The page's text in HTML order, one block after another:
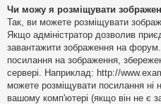
Чи можу я розміщувати
Так, ви можете розміщувати
Якщо адміністратор дозволив
завантажити зображення на
посилання на зображення,
сервері. Наприклад: http://
можете розміщувати посилання ні
вашому комп'ютері (якщо він не є